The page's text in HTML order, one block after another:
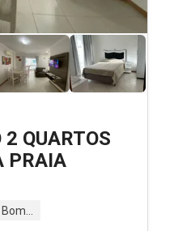
QUARTOS
PRAIA